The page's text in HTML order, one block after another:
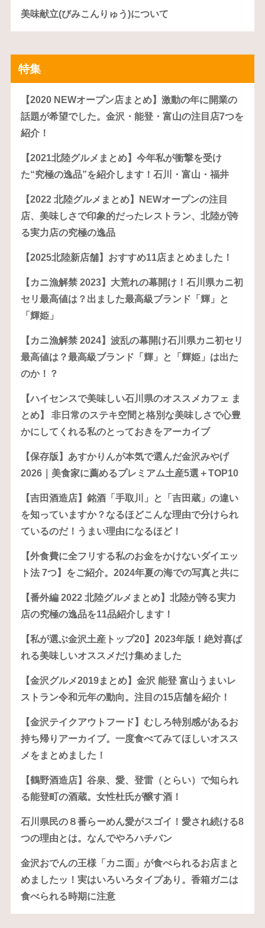
美味献立(びみこんりゅう)について
特集
【2020 NEWオープン店まとめ】激動の年に開業の
話題が希望でした。金沢・能登・富山の注目店7つを
紹介！
【2021北陸グルメまとめ】今年私が衝撃を受け
た“究極の逸品”を紹介します！石川・富山・福井
【2022 北陸グルメまとめ】NEWオープンの注目
店、美味しさで印象的だったレストラン、北陸が誇
る実力店の究極の逸品
【2025北陸新店舗】おすすめ11店まとめました！
【カニ漁解禁 2023】大荒れの幕開け！石川県カニ初
セリ最高値は？出ました最高級ブランド「輝」と
「輝姫」
【カニ漁解禁 2024】波乱の幕開け石川県カニ初セリ
最高値は？最高級ブランド「輝」と「輝姫」は出た
のか！？
【ハイセンスで美味しい石川県のオススメカフェ ま
とめ】 非日常のステキ空間と格別な美味しさで心豊
かにしてくれる私のとっておきをアーカイブ
【保存版】あすかりんが本気で選んだ金沢みやげ
2026｜美食家に薦めるプレミアム土産5選＋TOP10
【吉田酒造店】銘酒「手取川」と「吉田蔵」の違い
を知っていますか？なるほどこんな理由で分けられ
ているのだ！うまい理由になるほど！
【外食費に全フリする私のお金をかけないダイエッ
ト法 7つ】をご紹介。2024年夏の海での写真と共に
【番外編 2022 北陸グルメまとめ】北陸が誇る実力
店の究極の逸品を11品紹介します！
【私が選ぶ金沢土産トップ20】2023年版！絶対喜ば
れる美味しいオススメだけ集めました
【金沢グルメ2019まとめ】金沢 能登 富山うまいレ
ストラン令和元年の動向。注目の15店舗を紹介！
【金沢テイクアウトフード】むしろ特別感があるお
持ち帰りアーカイブ。一度食べてみてほしいオスス
メをまとめました！
【鶴野酒造店】谷泉、愛、登雷（とらい）で知られ
る能登町の酒蔵。女性杜氏が醸す酒！
石川県民の８番らーめん愛がスゴイ！愛され続ける8
つの理由とは。なんでやろハチバン
金沢おでんの王様「カニ面」が食べられるお店まと
めましたッ！実はいろいろタイプあり。香箱ガニは
食べられる時期に注意